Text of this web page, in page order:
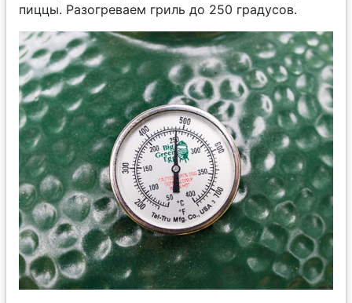
пиццы. Разогреваем гриль до 250 градусов.